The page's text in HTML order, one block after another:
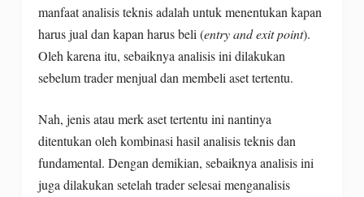
manfaat analisis teknis adalah untuk menentukan kapan
harus jual dan kapan harus beli (entry and exit point).
Oleh karena itu, sebaiknya analisis ini dilakukan
sebelum trader menjual dan membeli aset tertentu.
Nah, jenis atau merk aset tertentu ini nantinya
ditentukan oleh kombinasi hasil analisis teknis dan
fundamental. Dengan demikian, sebaiknya analisis ini
juga dilakukan setelah trader selesai menganalisis